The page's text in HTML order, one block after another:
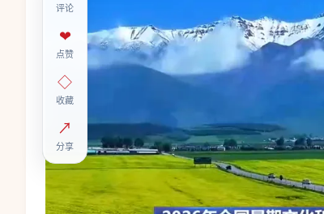
评论
❤
点赞
◇
收藏
↗
分享